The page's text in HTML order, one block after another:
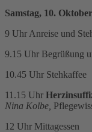
Samstag, 10.
9 Uhr Anreise und
9.15 Uhr Begrüßung
10.45 Uhr Stehkaffee
11.15 Uhr
Nina Kolbe,
12 Uhr Mittagessen